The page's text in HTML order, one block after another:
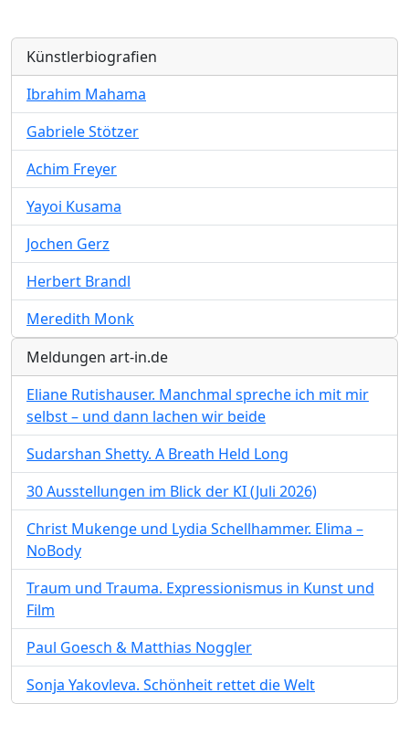
Künstlerbiografien
Ibrahim Mahama
Gabriele Stötzer
Achim Freyer
Yayoi Kusama
Jochen Gerz
Herbert Brandl
Meredith Monk
Meldungen art-in.de
Eliane Rutishauser. Manchmal spreche ich mit mir
selbst – und dann lachen wir beide
Sudarshan Shetty. A Breath Held Long
30 Ausstellungen im Blick der KI (Juli 2026)
Christ Mukenge und Lydia Schellhammer. Elima –
NoBody
Traum und Trauma. Expressionismus in Kunst und
Film
Paul Goesch & Matthias Noggler
Sonja Yakovleva. Schönheit rettet die Welt